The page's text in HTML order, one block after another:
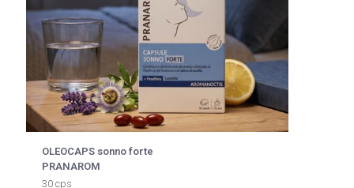
OLEOCAPS sonno forte
PRANAROM
30 cps